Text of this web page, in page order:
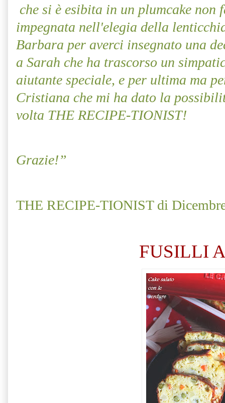
che si è esibita in un plumcake non
impegnata nell'elegia della
Barbara per averci insegnato una
a Sarah che ha trascorso un
aiutante speciale, e per ultima ma
Cristiana che mi ha dato la
volta THE RECIPE-TIONIST!
Grazie!”
THE RECIPE-TIONIST di
FUSILLI